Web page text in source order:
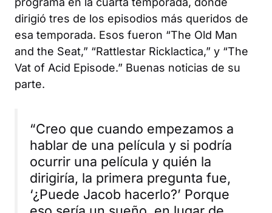
dirigió tres de los episodios más queridos de
esa temporada. Esos fueron “The Old Man
and the Seat,” “Rattlestar Ricklactica,” y “The
Vat of Acid Episode.” Buenas noticias de su
parte.
“Creo que cuando empezamos a
hablar de una película y si podría
ocurrir una película y quién la
dirigiría, la primera pregunta fue,
‘¿Puede Jacob hacerlo?’ Porque